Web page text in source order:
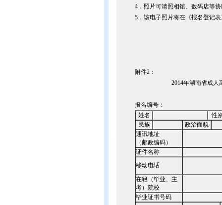
4．照片可请照相馆、数码店等
5．该电子照片将在《报名登记
附件2：
2014年湖南省成
报名编号：
姓名
性
民族
政治面貌
通讯地址
（邮政编码）
证件名称
移动电话
在籍（毕业、主
考）院校
毕业证书号码